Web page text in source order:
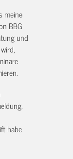
meine
BBG
und
habe